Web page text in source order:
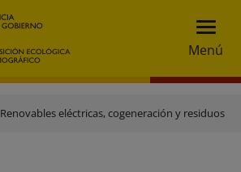
Menú
Renovables eléctricas, cogeneración y residuos